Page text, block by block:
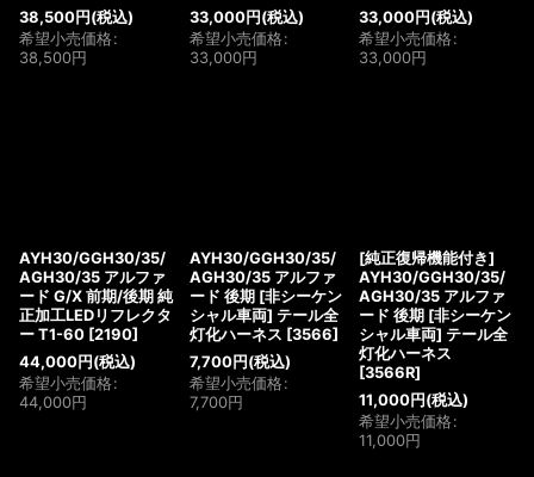
38,500円 (税込)
希望小売価格:
38,500円
33,000円 (税込)
希望小売価格:
33,000円
33,000円 (税込)
希望小売価格:
33,000円
AYH30/GGH30/35/
AGH30/35 アルファ
ード G/X 前期/後期 純
正加工LEDリフレクタ
ー T1-60 [2190]
44,000円 (税込)
希望小売価格:
44,000円
AYH30/GGH30/35/
AGH30/35 アルファ
ード 後期 [非シーケン
シャル車両] テール全
灯化ハーネス [3566]
7,700円 (税込)
希望小売価格:
7,700円
[純正復帰機能付き]
AYH30/GGH30/35/
AGH30/35 アルファ
ード 後期 [非シーケン
シャル車両] テール全
灯化ハーネス
[3566R]
11,000円 (税込)
希望小売価格:
11,000円